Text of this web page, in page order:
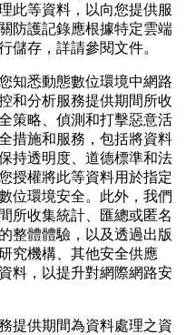
此等資料，以向您提供服
防護記錄應根據特定雲端
儲存，詳請參閱文件。
知悉動態數位環境中網路
和分析服務提供期間所收
策略、偵測和打擊惡意活
措施和服務，包括將資料
持透明度、道德標準和法
授權將此等資料用於指定
位環境安全。此外，我們
所收集統計、匯總或匿名
整體體驗，以及透過出版
究機構、其他安全供應
料，以提升對網際網路安
提供期間為資料處理之資